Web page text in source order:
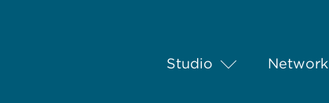
Studio Network